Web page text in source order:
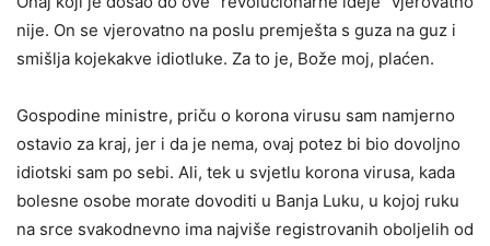
nije. On se vjerovatno na poslu premješta s guza na guz i
smišlja kojekakve idiotluke. Za to je, Bože moj, plaćen.
Gospodine ministre, priču o korona virusu sam namjerno
ostavio za kraj, jer i da je nema, ovaj potez bi bio dovoljno
idiotski sam po sebi. Ali, tek u svjetlu korona virusa, kada
bolesne osobe morate dovoditi u Banja Luku, u kojoj ruku
na srce svakodnevno ima najviše registrovanih oboljelih od